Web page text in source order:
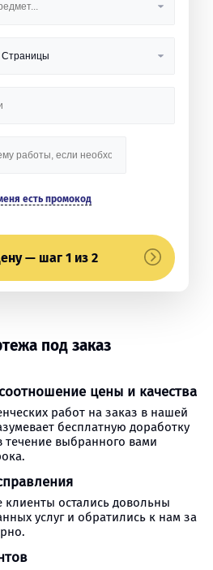
есть промокод
— шаг 1 из 2
под заказ
цены и качества
работ на заказ в нашей
бесплатную доработку
течение выбранного вами
клиенты остались довольны
услуг и обратились к нам за